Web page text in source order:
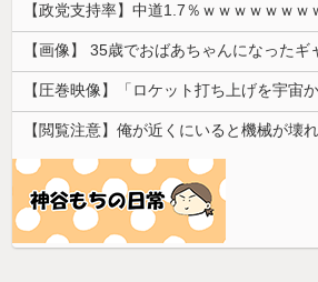
【政党支持率】中道1.7％ｗｗｗｗｗｗｗ
【閲覧注意】俺が近くにいると機械が壊